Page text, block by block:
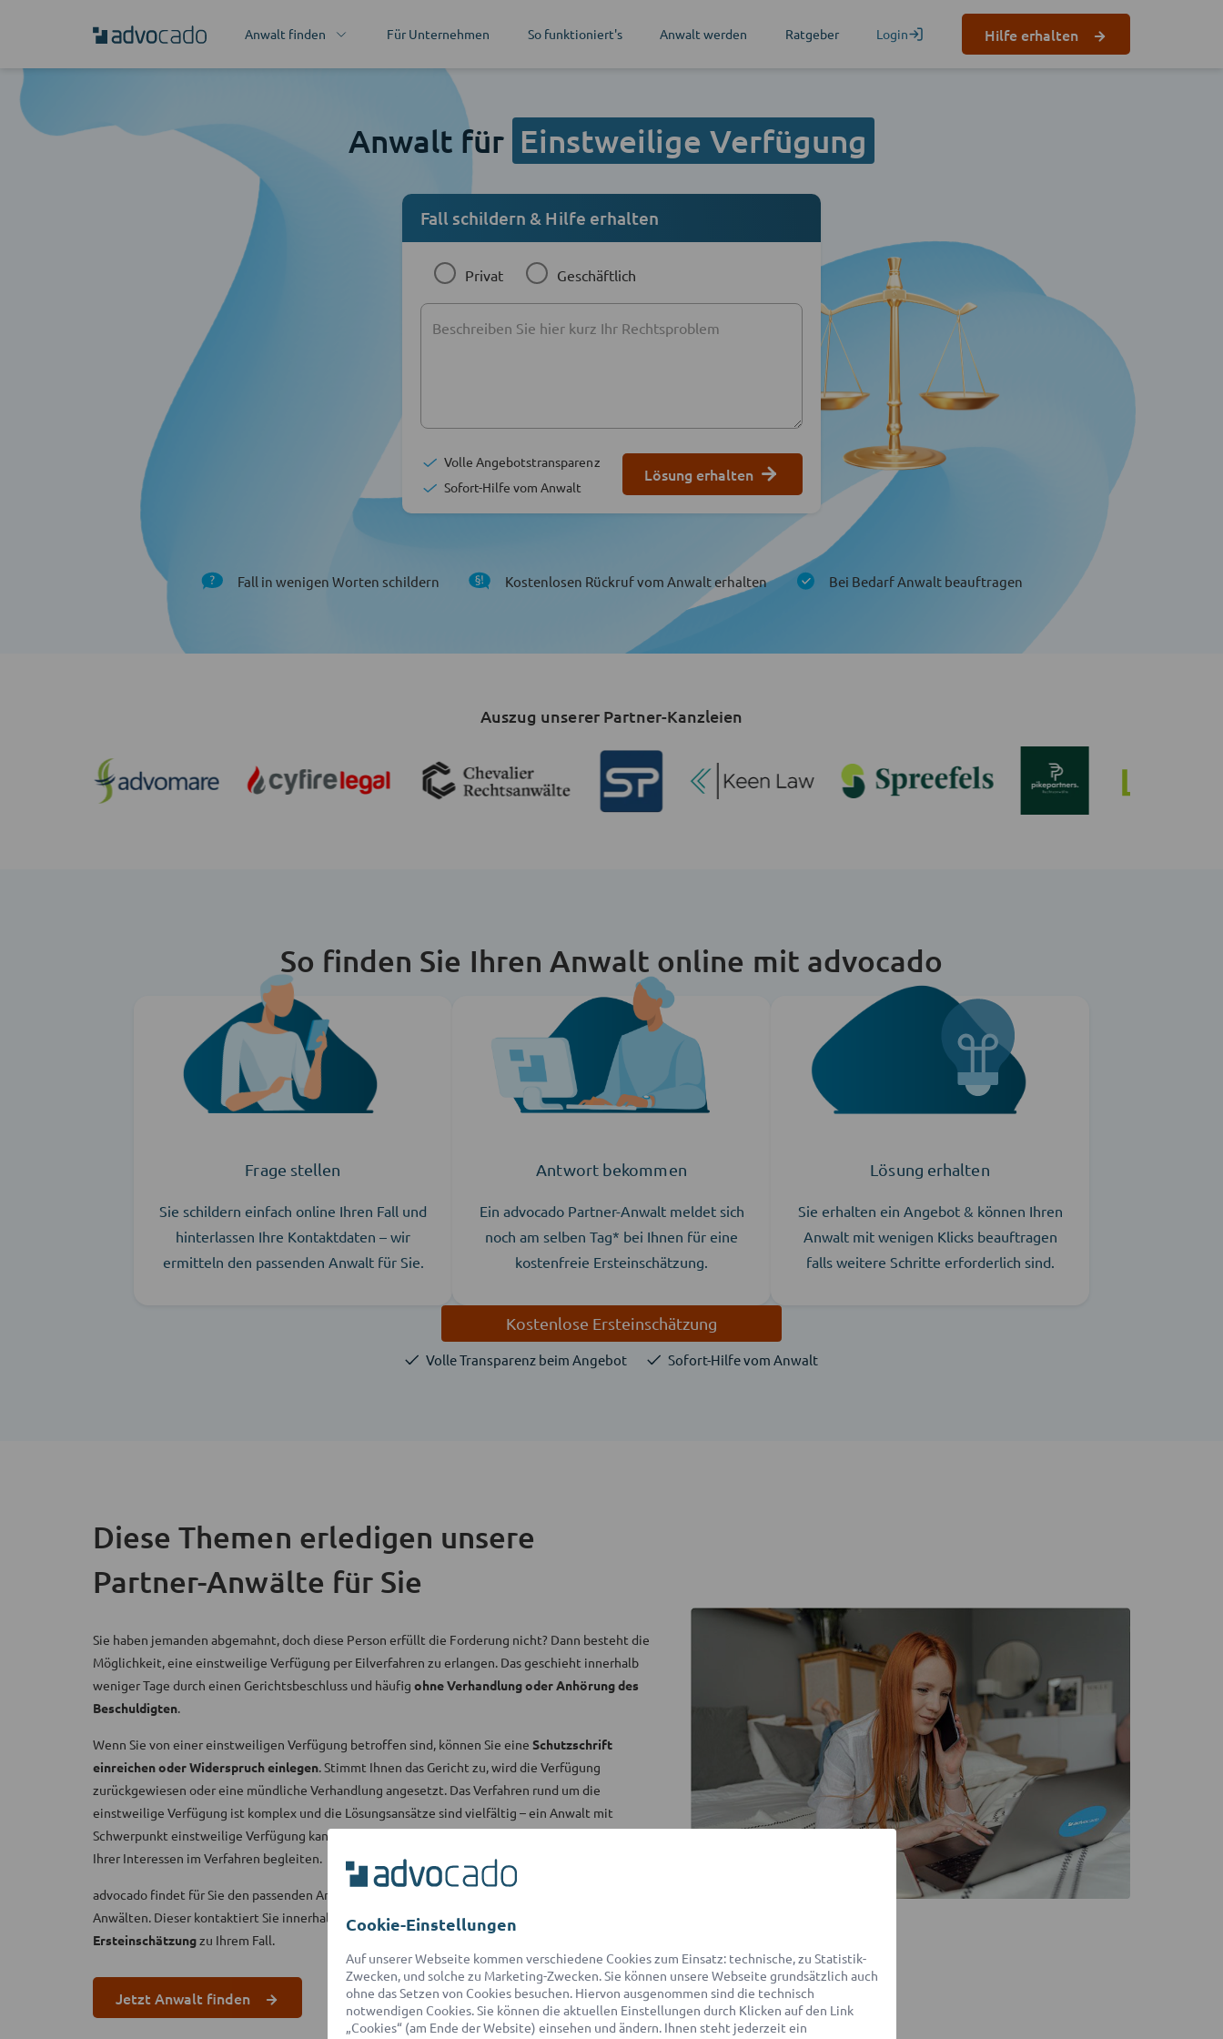
Anwalt finden Für Unternehmen So funktioniert's Anwalt werden Ratgeber Login Hilfe erhalten
Anwalt für Einstweilige Verfügung
Fall schildern & Hilfe erhalten
Privat Geschäftlich
Volle Angebotstransparenz
Sofort-Hilfe vom Anwalt
Lösung erhalten
Fall in wenigen Worten schildern Kostenlosen Rückruf vom Anwalt erhalten Bei Bedarf Anwalt beauftragen
Auszug unserer Partner-Kanzleien
So finden Sie Ihren Anwalt online mit advocado
Frage stellen
Sie schildern einfach online Ihren Fall und
hinterlassen Ihre Kontaktdaten – wir
ermitteln den passenden Anwalt für Sie.
Antwort bekommen
Ein advocado Partner-Anwalt meldet sich
noch am selben Tag* bei Ihnen für eine
kostenfreie Ersteinschätzung.
Lösung erhalten
Sie erhalten ein Angebot & können Ihren
Anwalt mit wenigen Klicks beauftragen
falls weitere Schritte erforderlich sind.
Kostenlose Ersteinschätzung
Volle Transparenz beim Angebot Sofort-Hilfe vom Anwalt
Diese Themen erledigen unsere
Partner-Anwälte für Sie
Sie haben jemanden abgemahnt, doch diese Person erfüllt die Forderung nicht? Dann besteht die
Möglichkeit, eine einstweilige Verfügung per Eilverfahren zu erlangen. Das geschieht innerhalb
weniger Tage durch einen Gerichtsbeschluss und häufig ohne Verhandlung oder Anhörung des
Beschuldigten.
Wenn Sie von einer einstweiligen Verfügung betroffen sind, können Sie eine Schutzschrift
einreichen oder Widerspruch einlegen. Stimmt Ihnen das Gericht zu, wird die Verfügung
zurückgewiesen oder eine mündliche Verhandlung angesetzt. Das Verfahren rund um die
einstweilige Verfügung ist komplex und die Lösungsansätze sind vielfältig – ein Anwalt mit
Schwerpunkt einstweilige Verfügung kann Sie vom Antrag auf Akteneinsicht bis zur Durchsetzung
Ihrer Interessen im Verfahren begleiten.
advocado findet für Sie den passenden Anwalt aus einem Netzwerk mit über 550 Partner-
Anwälten. Dieser kontaktiert Sie innerhalb von 2 Stunden
für eine
Ersteinschätzungzu Ihrem Fall.
Jetzt Anwalt finden
Cookie-Einstellungen
Auf unserer Webseite kommen verschiedene Cookies zum Einsatz: technische, zu Statistik-
Zwecken, und solche zu Marketing-Zwecken. Sie können unsere Webseite grundsätzlich auch
ohne das Setzen von Cookies besuchen. Hiervon ausgenommen sind die technisch
notwendigen Cookies. Sie können die aktuellen Einstellungen durch Klicken auf den Link
„Cookies“ (am Ende der Website) einsehen und ändern. Ihnen steht jederzeit ein